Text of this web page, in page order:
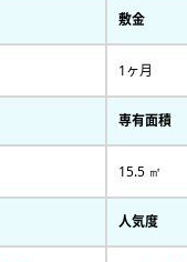
敷金
1ヶ月
専有面積
15.5 ㎡
人気度